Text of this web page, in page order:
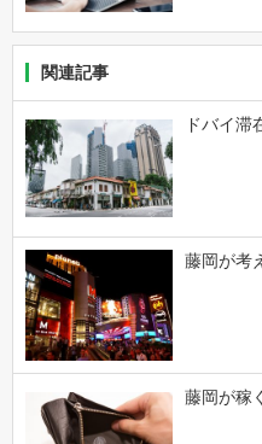
関連記事
ドバイ滞
藤岡が考
藤岡が稼